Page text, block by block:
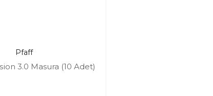
Pfaff
3.0 Masura (10 Adet)